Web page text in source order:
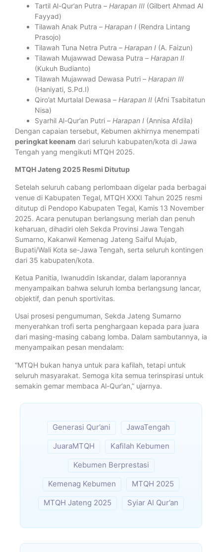
Tartil Al-Qur’an Putra – Harapan III (Gilbert Ahmad Al
Fayyad)
Tilawah Anak Putra – Harapan I (Rendra Lintang
Prasojo)
Tilawah Tuna Netra Putra – Harapan I (A. Faizun)
Tilawah Mujawwad Dewasa Putra – Harapan II
(Kukuh Budianto)
Tilawah Mujawwad Dewasa Putri – Harapan III
(Haniyati, S.Pd.I)
Qiro’at Murtalal Dewasa – Harapan II (Afni Tsabitatun
Nisa)
Syarhil Al-Qur’an Putri – Harapan I (Annisa Afdila)
Dengan capaian tersebut, Kebumen akhirnya menempati
peringkat keenam dari seluruh kabupaten/kota di Jawa
Tengah yang mengikuti MTQH 2025.
MTQH Jateng 2025 Resmi Ditutup
Setelah seluruh cabang perlombaan digelar pada berbagai
venue di Kabupaten Tegal, MTQH XXXI Tahun 2025 resmi
ditutup di Pendopo Kabupaten Tegal, Kamis 13 November
2025. Acara penutupan berlangsung meriah dan penuh
keharuan, dihadiri oleh Sekda Provinsi Jawa Tengah
Sumarno, Kakanwil Kemenag Jateng Saiful Mujab,
Bupati/Wali Kota se-Jawa Tengah, serta seluruh kontingen
dari 35 kabupaten/kota.
Ketua Panitia, Iwanuddin Iskandar, dalam laporannya
menyampaikan bahwa seluruh lomba berlangsung lancar,
objektif, dan penuh sportivitas.
Usai prosesi pengumuman, Sekda Jateng Sumarno
menyerahkan trofi serta penghargaan kepada para juara
dari masing-masing cabang lomba. Dalam sambutannya, ia
menyampaikan pesan mendalam:
“MTQH bukan hanya untuk para kafilah, tetapi untuk
seluruh masyarakat. Semoga kita semua terinspirasi untuk
semakin gemar membaca Al-Qur’an,” ujarnya.
Generasi Qur’ani
JawaTengah
JuaraMTQH
Kafilah Kebumen
Kebumen Berprestasi
Kemenag Kebumen
MTQH 2025
MTQH Jateng 2025
Syiar Al Qur’an